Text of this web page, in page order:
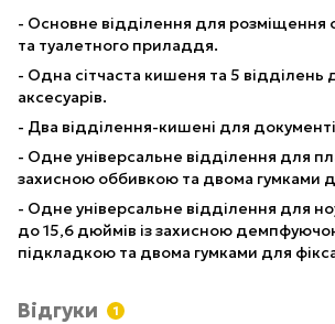
- Основне відділення для розміщення
та туалетного приладдя.
- Одна сітчаста кишеня та 5 відділень
аксесуарів.
- Два відділення-кишені для
- Одне універсальне відділення для
захисною оббивкою та двома гумками
- Одне універсальне відділення для
до 15,6 дюймів із захисною
підкладкою та двома гумками для
Відгуки 1